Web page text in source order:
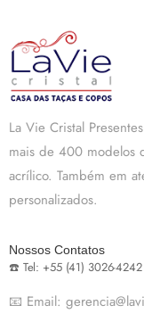
La Vie Cristal
mais de 400 modelos
acrílico. Também em
personalizados.
Nossos Contatos
☎️ Tel: +55 (41) 3026-4242
📧 Email: